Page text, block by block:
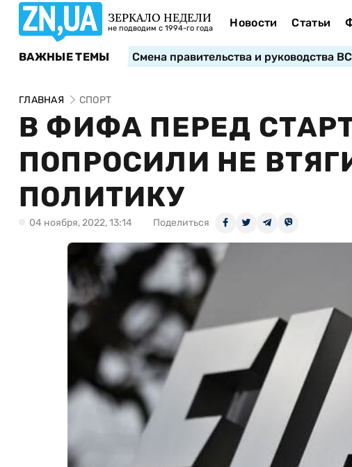
ЗЕРКАЛО НЕДЕЛИ
не подводим с 1994-го года Новости Статьи
ВАЖНЫЕ ТЕМЫ Смена правительства и руководства
ГЛАВНАЯ СПОРТ
В ФИФА ПЕРЕД
ПОПРОСИЛИ НЕ
ПОЛИТИКУ
04 ноября, 2022, 13:14 Поделиться